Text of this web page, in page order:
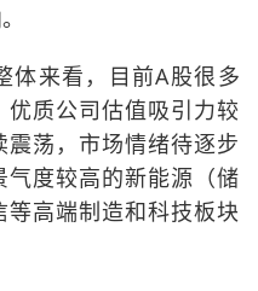
体来看，目前A股很多
质公司估值吸引力较
荡，市场情绪待逐步
度较高的新能源（储
高端制造和科技板块